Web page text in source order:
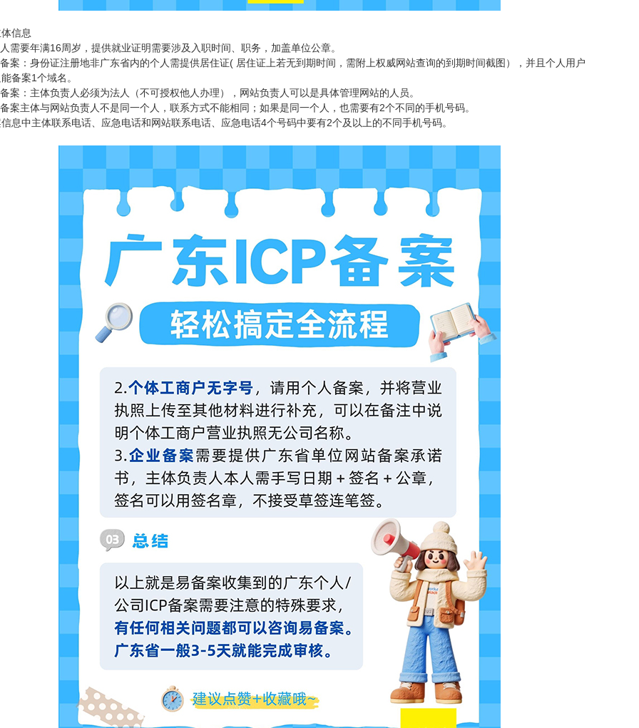
信息
需要年满16周岁，提供就业证明需要涉及入职时间、职务，加盖单位公章。
案：身份证注册地非广东省内的个人需提供居住证( 居住证上若无到期时间，需附上权威网站查询的到期时间截图），并且个人用户
备案1个域名。
案：主体负责人必须为法人（不可授权他人办理），网站负责人可以是具体管理网站的人员。
案主体与网站负责人不是同一个人，联系方式不能相同；如果是同一个人，也需要有2个不同的手机号码。
信息中主体联系电话、应急电话和网站联系电话、应急电话4个号码中要有2个及以上的不同手机号码。